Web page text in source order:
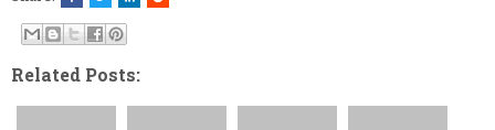
Related Posts: